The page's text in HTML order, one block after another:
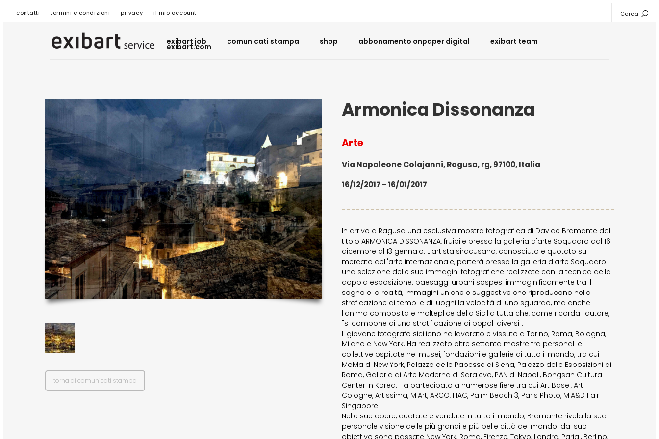
contatti termini e condizioni privacy il mio account Cerca
exibart job comunicati stampa shop abbonamento onpaper digital exibart team
exibart.com
torna ai comunicati stampa
Armonica Dissonanza
Arte
Via Napoleone Colajanni, Ragusa, rg, 97100, Italia
16/12/2017 - 16/01/2017
In arrivo a Ragusa una esclusiva mostra fotografica di Davide Bramante dal
titolo ARMONICA DISSONANZA, fruibile presso la galleria d'arte Soquadro dal 16
dicembre al 13 gennaio. L'artista siracusano, conosciuto e quotato sul
mercato dell'arte internazionale, porterà presso la galleria d'arte Soquadro
una selezione delle sue immagini fotografiche realizzate con la tecnica della
doppia esposizione: paesaggi urbani sospesi immaginificamente tra il
sogno e la realtà, immagini uniche e suggestive che riproducono nella
straficazione di tempi e di luoghi la velocità di uno sguardo, ma anche
l'anima composita e molteplice della Sicilia tutta che, come ricorda l'autore,
"si compone di una stratificazione di popoli diversi".
Il giovane fotografo siciliano ha lavorato e vissuto a Torino, Roma, Bologna,
Milano e New York. Ha realizzato oltre settanta mostre tra personali e
collettive ospitate nei musei, fondazioni e gallerie di tutto il mondo, tra cui
MoMa di New York, Palazzo delle Papesse di Siena, Palazzo delle Esposizioni di
Roma, Galleria di Arte Moderna di Sarajevo, PAN di Napoli, Bongsan Cultural
Center in Korea. Ha partecipato a numerose fiere tra cui Art Basel, Art
Cologne, Artissima, MiArt, ARCO, FIAC, Palm Beach 3, Paris Photo, MIA&D Fair
Singapore.
Nelle sue opere, quotate e vendute in tutto il mondo, Bramante rivela la sua
personale visione delle più grandi e più belle città del mondo: dal suo
obiettivo sono passate New York, Roma, Firenze, Tokyo, Londra, Parigi, Berlino,